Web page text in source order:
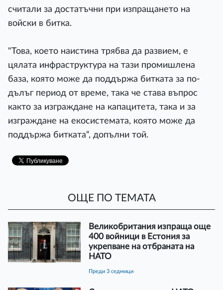
считали за достатъчни при изпращането на
войски в битка.
"Това, което наистина трябва да развием, е
цялата инфраструктура на тази промишлена
база, която може да поддържа битката за по-
дълъг период от време, така че става въпрос
както за изграждане на капацитета, така и за
изграждане на екосистемата, която може да
поддържа битката“, допълни той.
ОЩЕ ПО ТЕМАТА
Великобритания изпраща още
400 войници в Естония за
укрепване на отбраната на
НАТО
преди 3 седмици